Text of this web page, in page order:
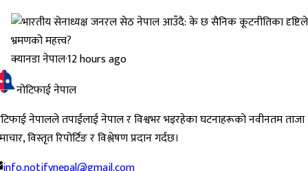
क्यानडा नेपाल·12 hours ago
नोटिफाई नेपाल
नेपालले तपाईंलाई नेपाल र विश्वभर भइरहेका घटनाहरूको नवीनतम ताजा
विस्तृत रिपोर्टिङ र विश्लेषण प्रदान गर्दछ।